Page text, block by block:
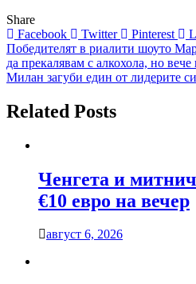
Share
Facebook
Twitter Pinterest
Навигация
Победителят в риалити шоуто
да прекалявам с алкохола, но
Милан загуби един от лидерите
Related Posts
Ченгета и
€10 евро на вечер
август 6, 2026